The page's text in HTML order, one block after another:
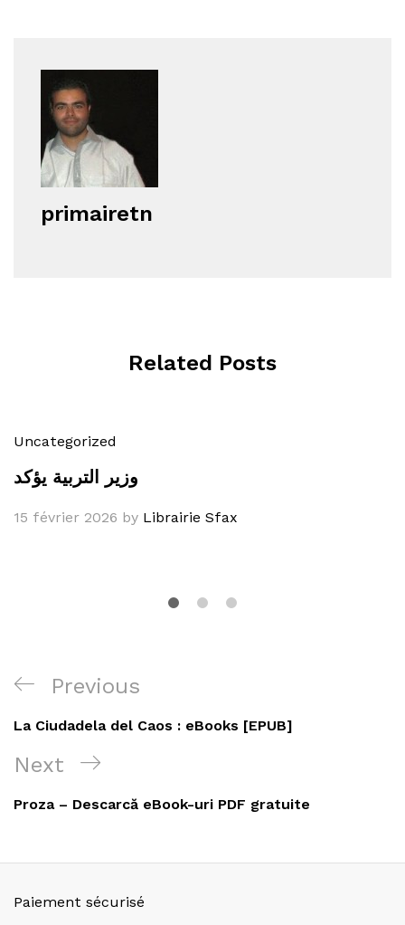
primairetn
Related Posts
Uncategorized
وزير التربية يؤكد
15 février 2026 by Librairie Sfax
Navigation
de
l’article
Previous
Post
Previous
La Ciudadela del Caos : eBooks [EPUB]
Next
Post
Next
Proza – Descarcă eBook-uri PDF gratuite
Paiement sécurisé